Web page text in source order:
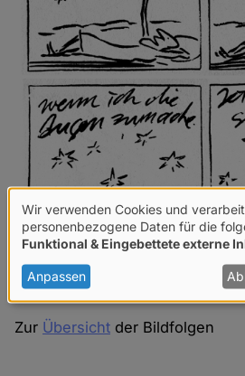
Zur Übersicht der Bildfolgen
Verwendung
von
personenbezogenen
Daten
und
Wir verwenden Cookies und
personenbezogene Daten für die
Funktional & Eingebettete externe
Anpassen